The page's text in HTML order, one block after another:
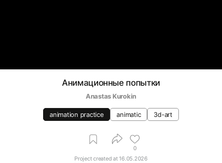
Анимационные попытки
Anastas Kurokin
animation practice animatic 3d-art
0
Project created at16.05.2026